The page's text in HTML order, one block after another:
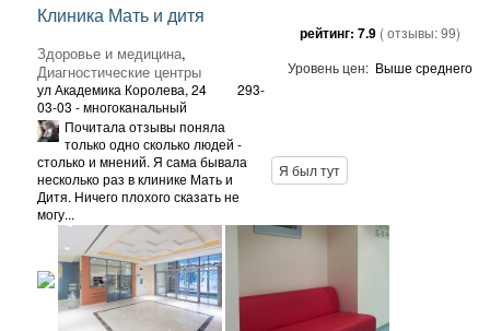
Клиника Мать и дитя
Здоровье и медицина,
Диагностические центры
ул Академика Королева, 24
293-
03-03 - многоканальный
рейтинг: 7.9 ( отзывы:99)
Уровень цен: Выше среднего
Почитала отзывы поняла
только одно сколько людей -
столько и мнений. Я сама бывала
несколько раз в клинике Мать и
Дитя. Ничего плохого сказать не
могу...
Я был тут